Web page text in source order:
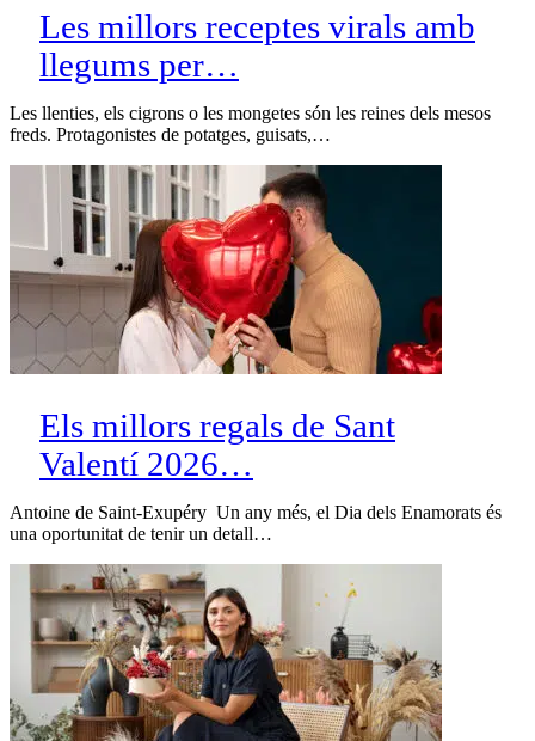
Les millors receptes virals amb
llegums per…
Les llenties, els cigrons o les mongetes són les reines dels mesos
freds. Protagonistes de potatges, guisats,…
Els millors regals de Sant
Valentí 2026…
Antoine de Saint-Exupéry Un any més, el Dia dels Enamorats és
una oportunitat de tenir un detall…